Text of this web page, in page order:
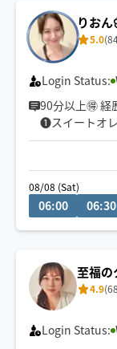
りお
5.0
Login Status:
90分以上🉐 経
❶スイートオ
❷リトセア🍋
❹ラベンダー
❺イランイラン
❻無香
08/08 (Sat)
06:00 06:30
至福の
4.9
Login Status: